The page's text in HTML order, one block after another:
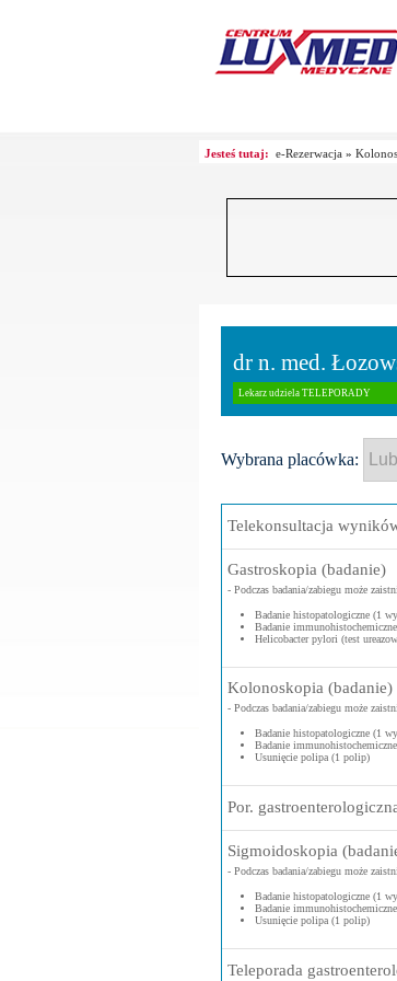
Jesteś tutaj: e-Rezerwacja »
dr n. med.
Lekarz udziela TELEPORADY
Wybrana placówka:
Telekonsultacja
Gastroskopia (badanie)
- Podczas badania/zabiegu może
Badanie histopatologiczne (1
Badanie
Helicobacter pylori (test
Kolonoskopia (badanie)
- Podczas badania/zabiegu może
Badanie histopatologiczne (1
Badanie
Usunięcie polipa (1 polip)
Por.
Sigmoidoskopia
- Podczas badania/zabiegu może
Badanie histopatologiczne (1
Badanie
Usunięcie polipa (1 polip)
Teleporada